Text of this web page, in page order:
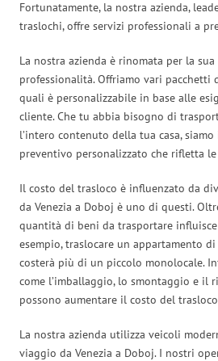
Fortunatamente, la nostra azienda,
traslochi, offre servizi professionali a
La nostra azienda è rinomata per la sua
professionalità. Offriamo vari pacchetti
quali è personalizzabile in base alle
cliente. Che tu abbia bisogno di
l’intero contenuto della tua casa,
preventivo personalizzato che rifletta
Il costo del trasloco è influenzato da
da Venezia a Doboj è uno di questi.
quantità di beni da trasportare influisce
esempio, traslocare un appartamento
costerà più di un piccolo monolocale.
come l’imballaggio, lo smontaggio e il
possono aumentare il costo del
La nostra azienda utilizza veicoli
viaggio da Venezia a Doboj. I nostri